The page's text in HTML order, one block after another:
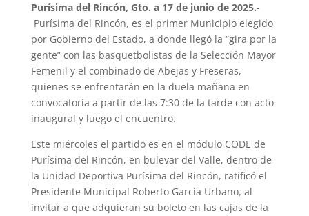
Purísima del Rincón, Gto. a 17 de junio de 2025.-
Purísima del Rincón, es el primer Municipio elegido
por Gobierno del Estado, a donde llegó la “gira por la
gente” con las basquetbolistas de la Selección Mayor
Femenil y el combinado de Abejas y Freseras,
quienes se enfrentarán en la duela mañana en
convocatoria a partir de las 7:30 de la tarde con acto
inaugural y luego el encuentro.
Este miércoles el partido es en el módulo CODE de
Purísima del Rincón, en bulevar del Valle, dentro de
la Unidad Deportiva Purísima del Rincón, ratificó el
Presidente Municipal Roberto García Urbano, al
invitar a que adquieran su boleto en las cajas de la